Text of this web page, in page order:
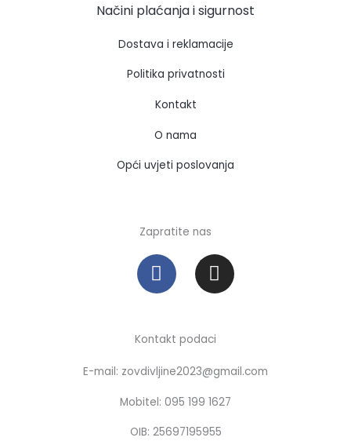
Načini plaćanja i sigurnost
Dostava i reklamacije
Politika privatnosti
Kontakt
O nama
Opći uvjeti poslovanja
Zapratite nas
F
a
c
b
o
o
k
I
n
s
a
r
a
m
Kontakt podaci
E-mail: zovdivljine2023@gmail.com
Mobitel: 095 199 1627
OIB: 25697195955